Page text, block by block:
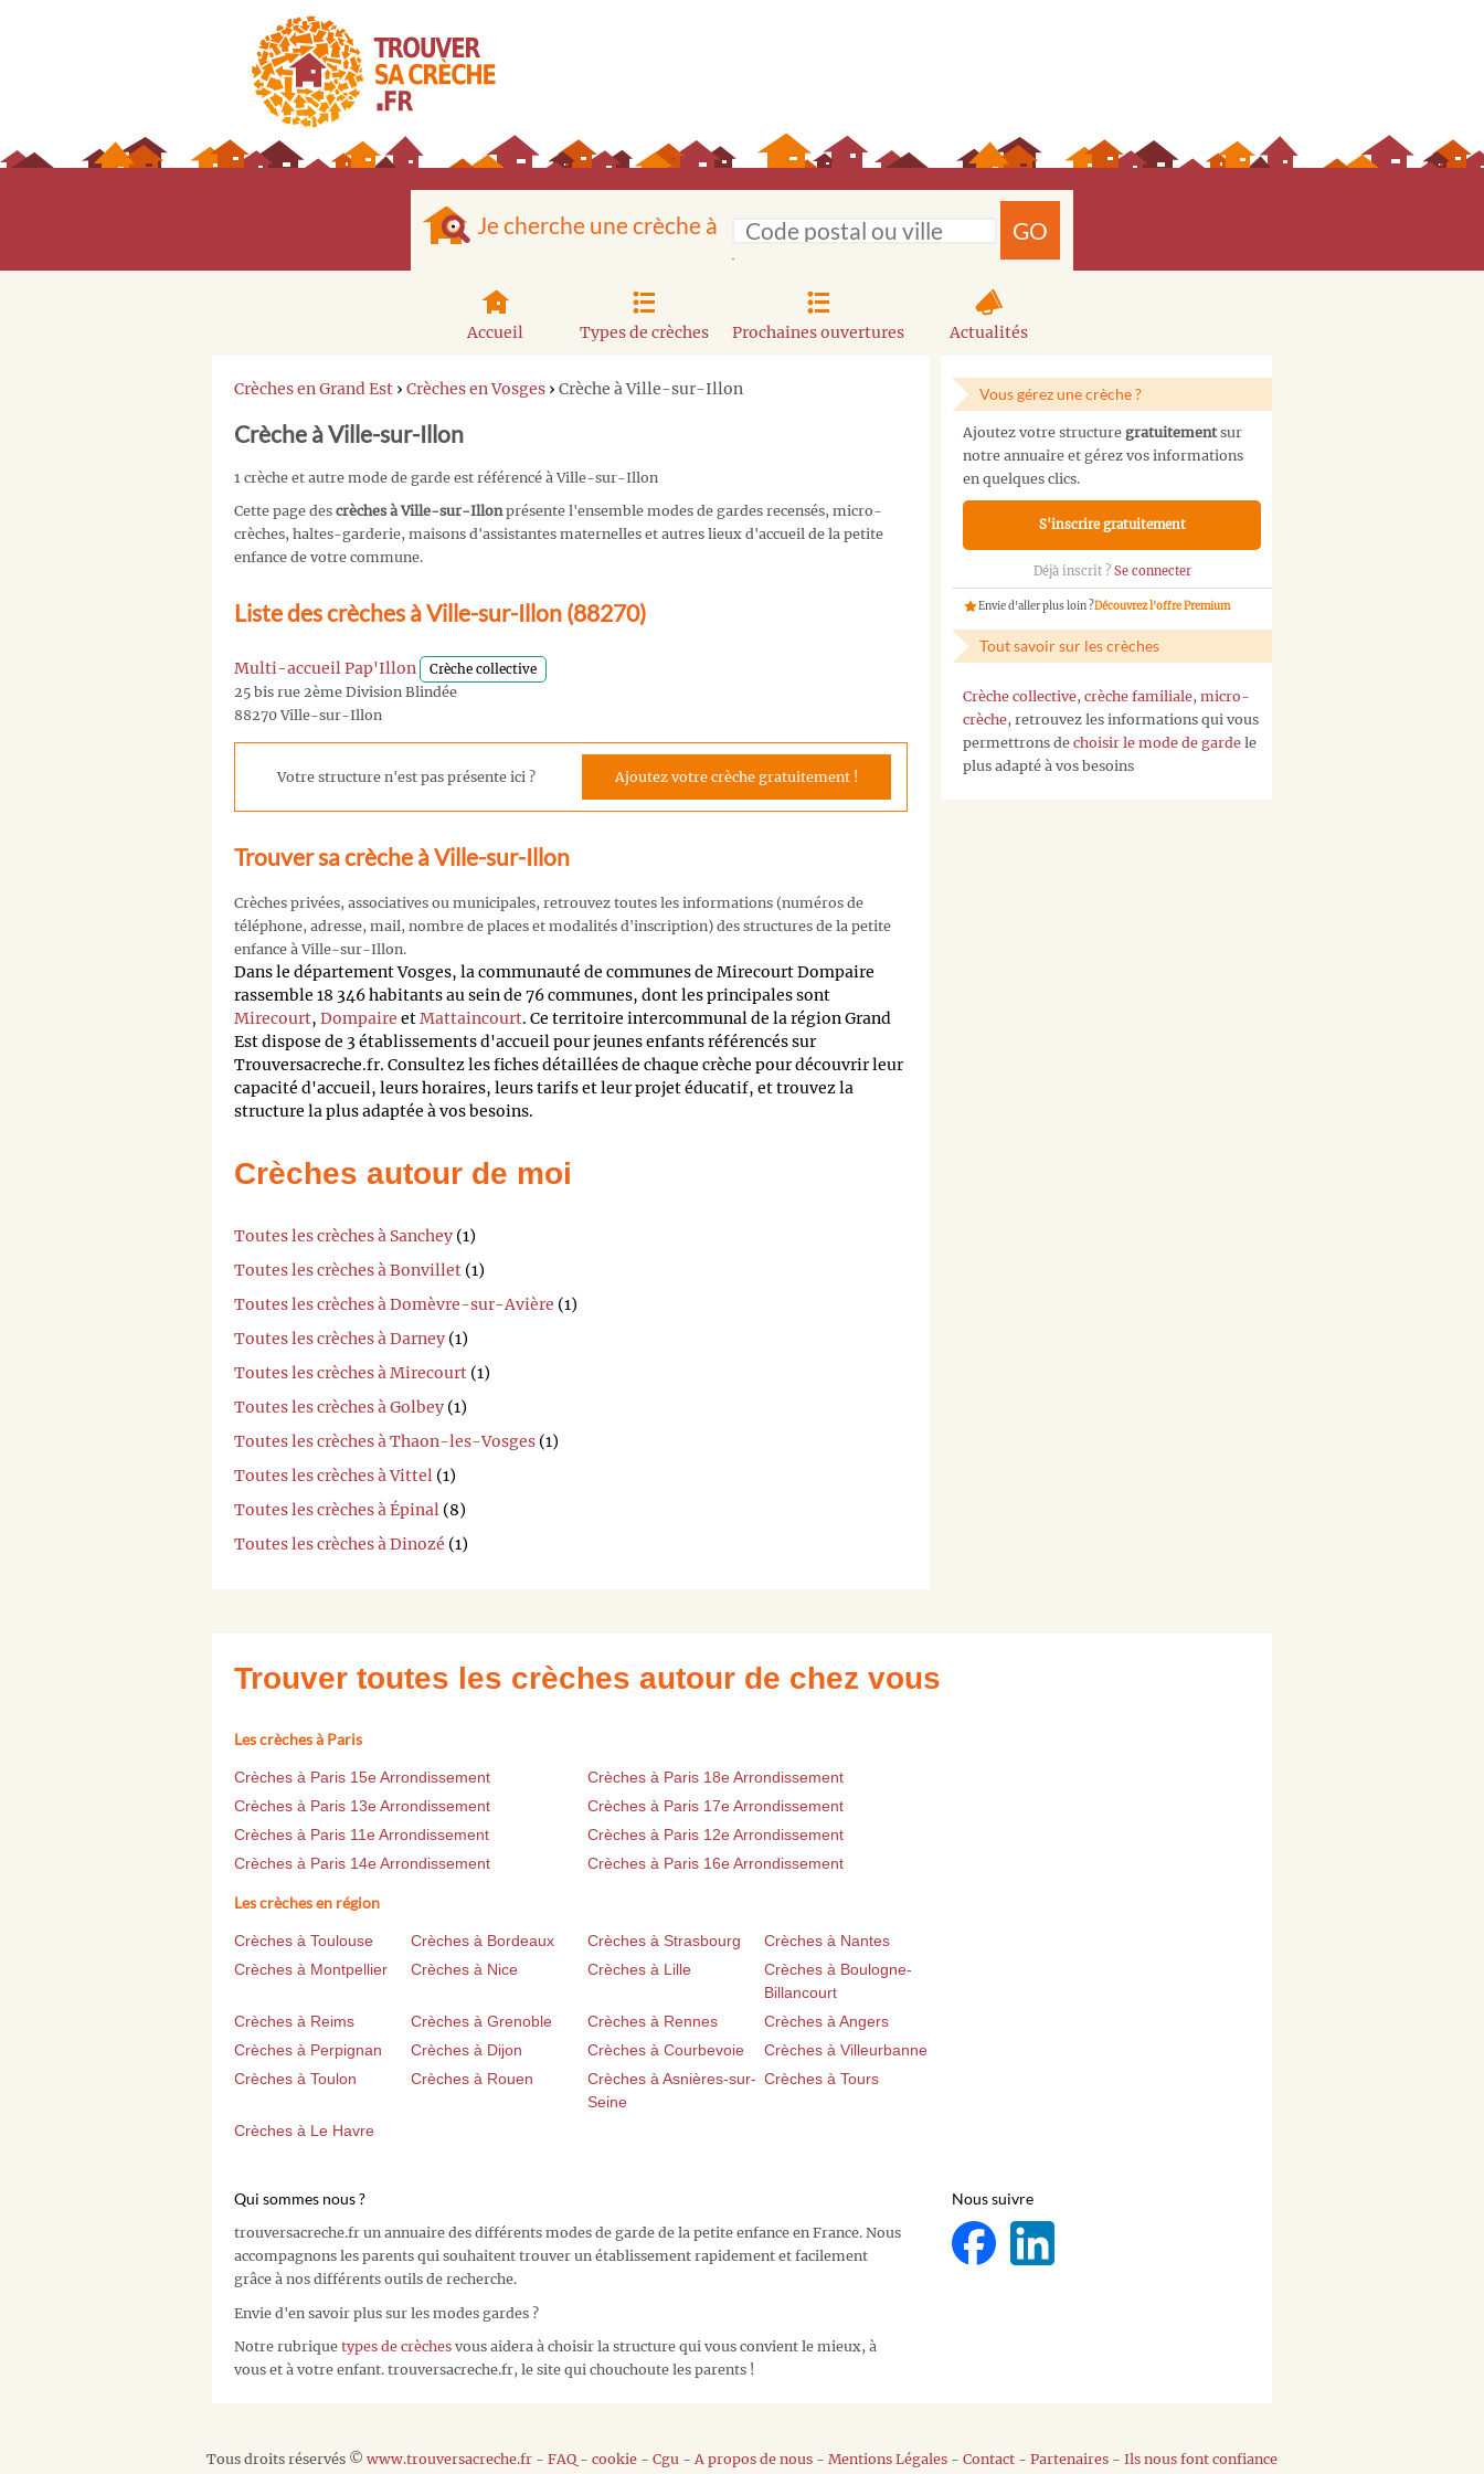
Je cherche une crèche à GO
Accueil Types de crèches Prochaines ouvertures Actualités
Crèches en Grand Est › Crèches en Vosges › Crèche à Ville-sur-Illon
Crèche à Ville-sur-Illon
1 crèche et autre mode de garde est référencé à Ville-sur-Illon
Cette page des crèches à Ville-sur-Illonprésente l'ensemble modes de gardes recensés, micro-
crèches, haltes-garderie, maisons d'assistantes maternelles et autres lieux d'accueil de la petite
enfance de votre commune.
Liste des crèches à Ville-sur-Illon (88270)
Multi-accueil Pap'Illon Crèche collective
25 bis rue 2ème Division Blindée
88270 Ville-sur-Illon
Votre structure n'est pas présente ici ? Ajoutez votre crèche gratuitement !
Trouver sa crèche à Ville-sur-Illon
Crèches privées, associatives ou municipales, retrouvez toutes les informations (numéros de
téléphone, adresse, mail, nombre de places et modalités d'inscription) des structures de la petite
enfance à Ville-sur-Illon.
Dans le département Vosges, la communauté de communes de Mirecourt Dompaire
rassemble 18 346 habitants au sein de 76 communes, dont les principales sont
Mirecourt, Dompaire etMattaincourt. Ce territoire intercommunal de la région Grand
Est dispose de 3 établissements d'accueil pour jeunes enfants référencés sur
Trouversacreche.fr. Consultez les fiches détaillées de chaque crèche pour découvrir leur
capacité d'accueil, leurs horaires, leurs tarifs et leur projet éducatif, et trouvez la
structure la plus adaptée à vos besoins.
Crèches autour de moi
Toutes les crèches à Sanchey (1)
Toutes les crèches à Bonvillet (1)
Toutes les crèches à Domèvre-sur-Avière (1)
Toutes les crèches à Darney (1)
Toutes les crèches à Mirecourt (1)
Toutes les crèches à Golbey (1)
Toutes les crèches à Thaon-les-Vosges (1)
Toutes les crèches à Vittel (1)
Toutes les crèches à Épinal (8)
Toutes les crèches à Dinozé (1)
Vous gérez une crèche ?
Ajoutez votre structure gratuitementsur
notre annuaire et gérez vos informations
en quelques clics.
S'inscrire gratuitement
Déjà inscrit ? Se connecter
Envie d'aller plus loin ?Découvrez l'offre Premium
Tout savoir sur les crèches
Crèche collective, crèche familiale, micro-
crèche, retrouvez les informations qui vous
permettrons de choisir le mode de garde le
plus adapté à vos besoins
Trouver toutes les crèches autour de chez vous
Les crèches à Paris
Crèches à Paris 15e Arrondissement
Crèches à Paris 18e Arrondissement
Crèches à Paris 13e Arrondissement
Crèches à Paris 17e Arrondissement
Crèches à Paris 11e Arrondissement
Crèches à Paris 12e Arrondissement
Crèches à Paris 14e Arrondissement
Crèches à Paris 16e Arrondissement
Les crèches en région
Crèches à Toulouse Crèches à Bordeaux Crèches à Strasbourg
Crèches à Nantes
Crèches à Montpellier
Crèches à Nice Crèches à Lille
Crèches à Boulogne-
Billancourt
Crèches à Reims
Crèches à Grenoble Crèches à Rennes
Crèches à Angers
Crèches à Perpignan
Crèches à Dijon Crèches à Courbevoie
Crèches à Villeurbanne
Crèches à Toulon
Crèches à Rouen
Crèches à Asnières-sur-
Seine
Crèches à Tours
Crèches à Le Havre
Qui sommes nous ?
trouversacreche.fr un annuaire des différents modes de garde de la petite enfance en France. Nous
accompagnons les parents qui souhaitent trouver un établissement rapidement et facilement
grâce à nos différents outils de recherche.
Envie d'en savoir plus sur les modes gardes ?
Notre rubrique types de crèches vous aidera à choisir la structure qui vous convient le mieux, à
vous et à votre enfant. trouversacreche.fr, le site qui chouchoute les parents !
Nous suivre
Tous droits réservés © www.trouversacreche.fr - FAQ - cookie - Cgu - A propos de nous - Mentions Légales - Contact - Partenaires - Ils nous font confiance